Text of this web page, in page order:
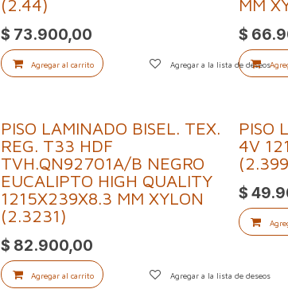
(2.44)
$ 73.900,00
Agregar al carrito Agregar a la lista de deseos
MM
$
PISO LAMINADO BISEL. TEX.
REG. T33 HDF
TVH.QN92701A/B NEGRO
EUCALIPTO HIGH QUALITY
1215X239X8.3 MM XYLON
(2.3231)
$ 82.900,00
Agregar al carrito Agregar a la lista de deseos
PISO
4V
$